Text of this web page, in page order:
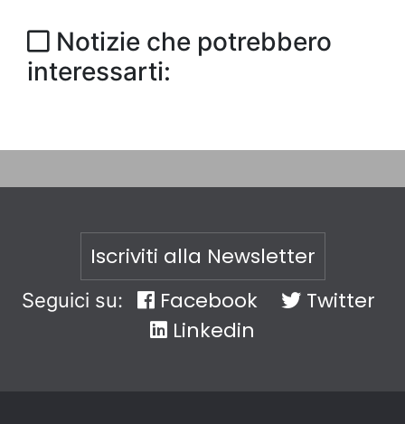
Notizie che potrebbero
interessarti:
Iscriviti alla Newsletter
Seguici su: Facebook
Twitter
Linkedin